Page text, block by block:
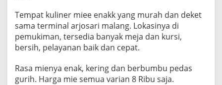
Tempat kuliner miee enakk yang murah dan deket
sama terminal arjosari malang. Lokasinya di
pemukiman, tersedia banyak meja dan kursi,
bersih, pelayanan baik dan cepat.
Rasa mienya enak, kering dan berbumbu pedas
gurih. Harga mie semua varian 8 Ribu saja.